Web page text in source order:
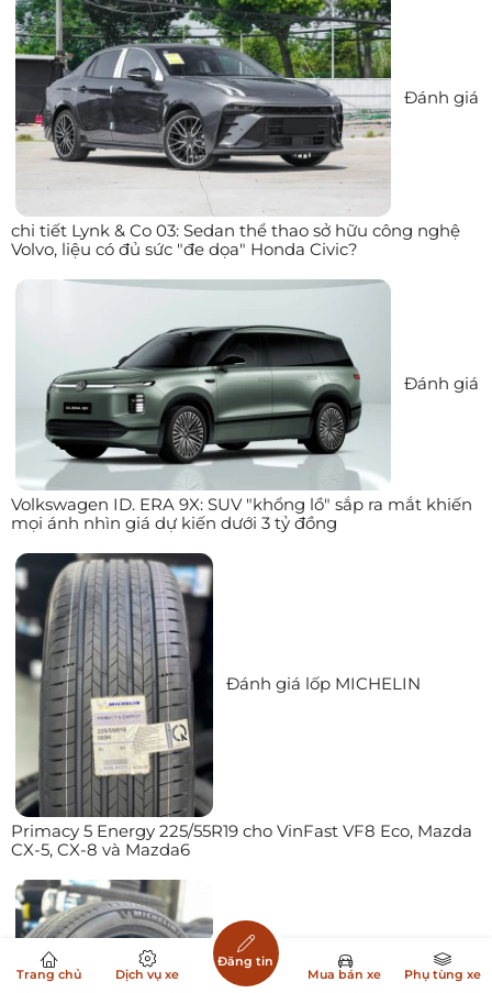
Đánh giá
chi tiết Lynk & Co 03: Sedan thể thao sở hữu công nghệ
Volvo, liệu có đủ sức "đe dọa" Honda Civic?
Đánh giá
Volkswagen ID. ERA 9X: SUV "khổng lồ" sắp ra mắt khiến
mọi ánh nhìn giá dự kiến dưới 3 tỷ đồng
Đánh giá lốp MICHELIN
Primacy 5 Energy 225/55R19 cho VinFast VF8 Eco, Mazda
CX-5, CX-8 và Mazda6
Trang chủ Dịch vụ xe
Đăng tin
Mua bán xe
Phụ tùng xe